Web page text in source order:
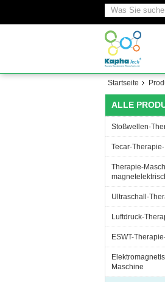
Startseite
ALLE
Stoßwellen-
Tecar-
Therapie-
Ultraschall-
Luftdruck-
ESWT-
Maschine